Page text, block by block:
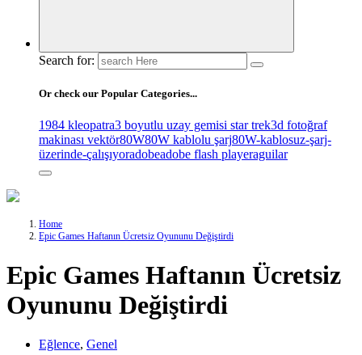
Search for:
Or check our Popular Categories...
1984 kleopatra3 boyutlu uzay gemisi star trek3d fotoğraf
makinası vektör80W80W kablolu şarj80W-kablosuz-şarj-
üzerinde-çalışıyoradobeadobe flash playeraguilar
Home
Epic Games Haftanın Ücretsiz Oyununu Değiştirdi
Epic Games Haftanın Ücretsiz
Oyununu Değiştirdi
Eğlence, Genel